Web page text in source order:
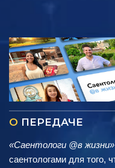
О ПЕРЕДАЧЕ
«Саентологи @в жизни»
саентологами для того,